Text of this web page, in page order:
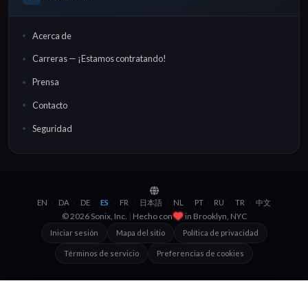
Acerca de
Carreras — ¡Estamos contratando!
Prensa
Contacto
Seguridad
EN · DA · DE · ES · FR · 日本語 · NL · PT · RU · TR · 中文
© 2026 Sonix, Inc. | Hecho con in Brooklyn, NYC
Iniciar sesión Mapa del sitio Política de privacidad
Términos de servicio Preferencias de cookies